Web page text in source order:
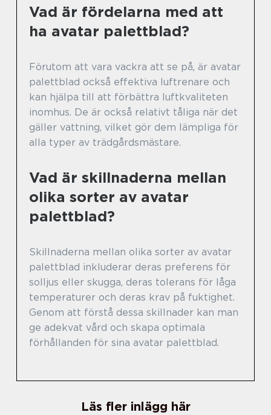
Vad är fördelarna med att
ha avatar palettblad?
Förutom att vara vackra att se på, är avatar
palettblad också effektiva luftrenare och
kan hjälpa till att förbättra luftkvaliteten
inomhus. De är också relativt tåliga när det
gäller vattning, vilket gör dem lämpliga för
alla typer av trädgårdsmästare.
Vad är skillnaderna mellan
olika sorter av avatar
palettblad?
Skillnaderna mellan olika sorter av avatar
palettblad inkluderar deras preferens för
solljus eller skugga, deras tolerans för låga
temperaturer och deras krav på fuktighet.
Genom att förstå dessa skillnader kan man
ge adekvat vård och skapa optimala
förhållanden för sina avatar palettblad.
Läs fler inlägg här